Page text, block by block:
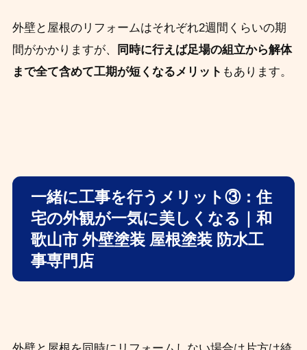
外壁と屋根のリフォームはそれぞれ2週間くらいの期
間がかかりますが、
同時に行えば足場の組立から解体
まで全て含めて工期が短くなるメリット もあります。
一緒に工事を行うメリット③：住
宅の外観が一気に美しくなる｜和
歌山市 外壁塗装 屋根塗装 防水工
事専門店